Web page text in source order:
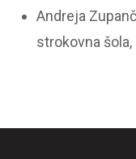
Andreja
strokovna